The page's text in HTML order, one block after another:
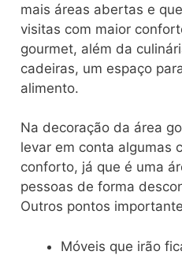
mais áreas abertas e
visitas com maior
gourmet, além da
cadeiras, um espaço
alimento.
Na decoração da área
levar em conta algumas
conforto, já que é uma
pessoas de forma
Outros pontos
Móveis que irão